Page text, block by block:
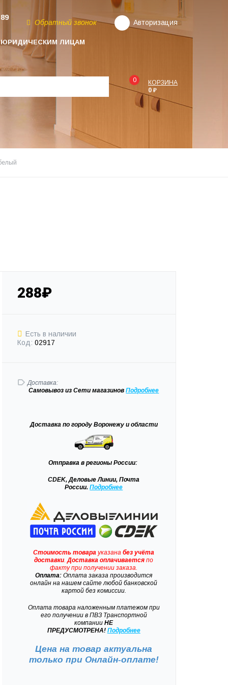
ЮРИДИЧЕСКИМ ЛИЦАМ
Обратный звонок Авторизация
0
КОРЗИНА
0 ₽
288₽
Есть в наличии
Код: 02917
Доставка:
Самовывозиз Сети магазиновПодробнее
Доставкапо городу Воронежу и области
Отправка в регионы России:
CDEK, Деловые Линии, Почта
России.Подробнее
Стоимость товара указанабез учёта
доставки .Доставка оплачивается по
факту при получении заказа.
Оплата: Оплата заказа производится
онлайн на нашем сайте любой банковской
картой без комиссии.
Оплата товара наложенным платежом при
его получении в ПВЗ Транспортной
компании НЕ
ПРЕДУСМОТРЕНА! Подробнее
Цена на товар актуальна
только при Онлайн-оплате!